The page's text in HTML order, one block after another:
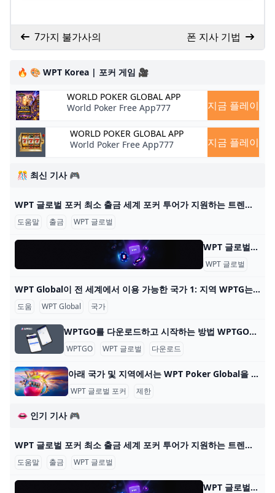
7가지 불가사의 폰 지사 기법
🔥 🎨 WPT Korea | 포커 게임 🎥
WORLD POKER GLOBAL APP
World Poker Free App777
지금 플레이
WORLD POKER GLOBAL APP
World Poker Free App777
지금 플레이
🎊 최신 기사 🎮
WPT 글로벌 포커 최소 출금 세계 포커 투어가 지원하는 트렌디한 포커 플랫폼 WPT 글로벌의 혜택을 알아보세요. 원활한 게임 플레이를 위한 간편한 입출금 프로세스에 대해 배워보세요. 2022년에
도움말 출금 WPT 글로벌
WPT 글로벌 - 자주 묻는 질문: 온라인 포커 WPT 글로벌 - 자주 묻는 질문: 온라인 포커 내 계정 어떻게 게임을 시작하나요? WPT 글로벌에서 게임을 하려면, 기기에 앱을 다운로드하고 설치하세요. 이 단계를 완료한 후
WPT 글로벌
WPT Global이 전 세계에서 이용 가능한 국가 1: 지역 WPTG는 다음 지역을 지원합니다: 대한민국 🇰🇷 일본 🇯🇵 베트남 🇻🇳 멕시코 🇲🇽 말레이시아 🇲🇾 인도네시아 🇮🇩 WPTG는 이러한 지역에 오프라인 부서
도움 WPT Global 국가
WPTGO를 다운로드하고 시작하는 방법 WPTGO를 다운로드하고 온라인 포커를 시작하는 방법 World Poker Tour와 관련된 온라인 포커 플랫폼인 WPTGO를 시작하는 것은 간단하고 빠릅니다. 다음의 간단한
WPTGO WPT 글로벌 다운로드
아래 국가 및 지역에서는 WPT Poker Global을 다운로드하고 플레이할 수 없습니다. WPT Global Poker는 100개 이상의 국가에서 플레이어가 접속할 수 있지만 현지 규정에 따른 특정 제한 사항이 있습니다. 아래 국가 및 지역에서 WPT Poker Global을 다운
WPT 글로벌 포커 제한
👄 인기 기사 🎮
WPT 글로벌 포커 최소 출금 세계 포커 투어가 지원하는 트렌디한 포커 플랫폼 WPT 글로벌의 혜택을 알아보세요. 원활한 게임 플레이를 위한 간편한 입출금 프로세스에 대해 배워보세요. 2022년에
도움말 출금 WPT 글로벌
WPT 글로벌 - 자주 묻는 질문: 온라인 포커 WPT 글로벌 - 자주 묻는 질문: 온라인 포커 내 계정 어떻게 게임을 시작하나요? WPT 글로벌에서 게임을 하려면, 기기에 앱을 다운로드하고 설치하세요. 이 단계를 완료한 후